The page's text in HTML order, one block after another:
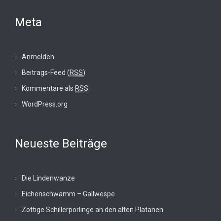
Meta
Anmelden
Beitrags-Feed (RSS)
Kommentare als RSS
WordPress.org
Neueste Beiträge
Die Lindenwanze
Eichenschwamm – Gallwespe
Zottige Schillerporlinge an den alten Platanen